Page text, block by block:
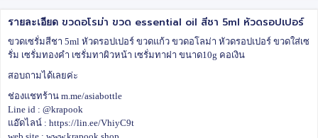
รายละเอียด ขวดอโรม่า ขวด essential oil สีชา 5ml หัวดรอปเปอร์
ขวดเซรั่มสีชา 5ml หัวดรอปเปอร์ ขวดแก้ว ขวดอโลม่า หัวดรอปเปอร์ ขวดใส่เซ
รั่ม เซรั่มทองคำ เซรั่มทาผิวหน้า เซรั่มทาฝา ขนาด10g คอเงิน
สอบถามได้เลยค่ะ
ช่องแชทร้าน m.me/asiabottle
Line id : @krapook
แอ๊ดไลน์ : https://lin.ee/VhiyC9t